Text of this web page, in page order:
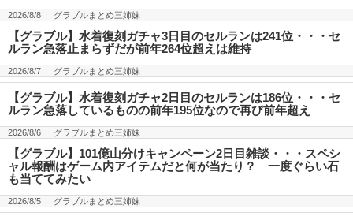
2026/8/8 グラブルまとめ三姉妹
【グラブル】水着復刻ガチャ3日目のセルランは241位・・・セ
ルラン急落止まらずだが前年264位超えは維持
2026/8/7 グラブルまとめ三姉妹
【グラブル】水着復刻ガチャ2日目のセルランは186位・・・セ
ルラン急落しているものの前年195位なので再び前年超え
2026/8/6 グラブルまとめ三姉妹
【グラブル】101億山分けキャンペーン2日目雑談・・・スペシ
ャル報酬はゲーム内アイテムだと何が当たり？ 一度ぐらい石
も当ててみたい
2026/8/5 グラブルまとめ三姉妹